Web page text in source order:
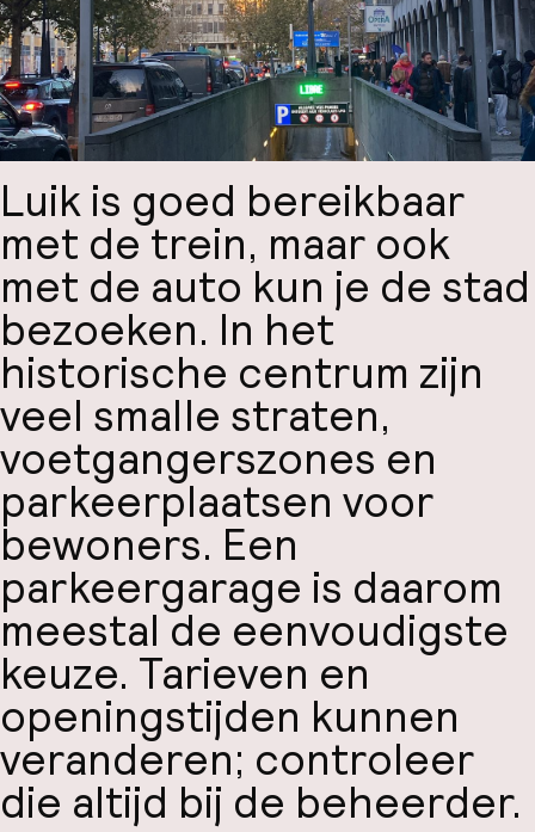
Luik is goed bereikbaar
met de trein, maar ook
met de auto kun je de stad
bezoeken. In het
historische centrum zijn
veel smalle straten,
voetgangerszones en
parkeerplaatsen voor
bewoners. Een
parkeergarage is daarom
meestal de eenvoudigste
keuze. Tarieven en
openingstijden kunnen
veranderen; controleer
die altijd bij de beheerder.